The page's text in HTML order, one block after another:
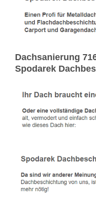
Dachsanierung
Spodarek